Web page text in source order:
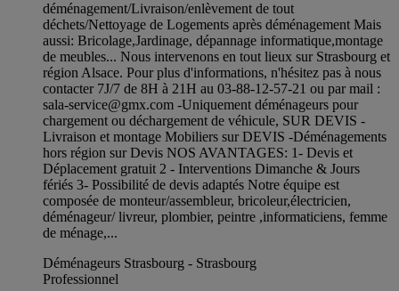
déménagement/Livraison/enlèvement de tout
déchets/Nettoyage de Logements après déménagement Mais
aussi: Bricolage,Jardinage, dépannage informatique,montage
de meubles... Nous intervenons en tout lieux sur Strasbourg et
région Alsace. Pour plus d'informations, n'hésitez pas à nous
contacter 7J/7 de 8H à 21H au 03-88-12-57-21 ou par mail :
sala-service@gmx.com -Uniquement déménageurs pour
chargement ou déchargement de véhicule, SUR DEVIS -
Livraison et montage Mobiliers sur DEVIS -Déménagements
hors région sur Devis NOS AVANTAGES: 1- Devis et
Déplacement gratuit 2 - Interventions Dimanche & Jours
fériés 3- Possibilité de devis adaptés Notre équipe est
composée de monteur/assembleur, bricoleur,électricien,
déménageur/ livreur, plombier, peintre ,informaticiens, femme
de ménage,...
Déménageurs Strasbourg - Strasbourg
Professionnel